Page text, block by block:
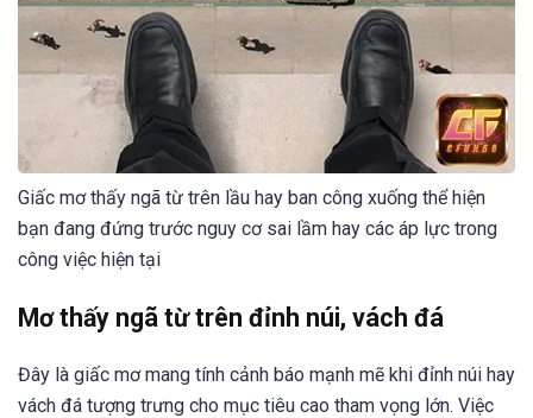
Giấc mơ thấy ngã từ trên lầu hay ban công xuống thể hiện
bạn đang đứng trước nguy cơ sai lầm hay các áp lực trong
công việc hiện tại
Mơ thấy ngã từ trên đỉnh núi, vách đá
Đây là giấc mơ mang tính cảnh báo mạnh mẽ khi đỉnh núi hay
vách đá tượng trưng cho mục tiêu cao tham vọng lớn. Việc